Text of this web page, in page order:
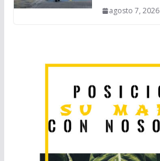
agosto 7, 2026